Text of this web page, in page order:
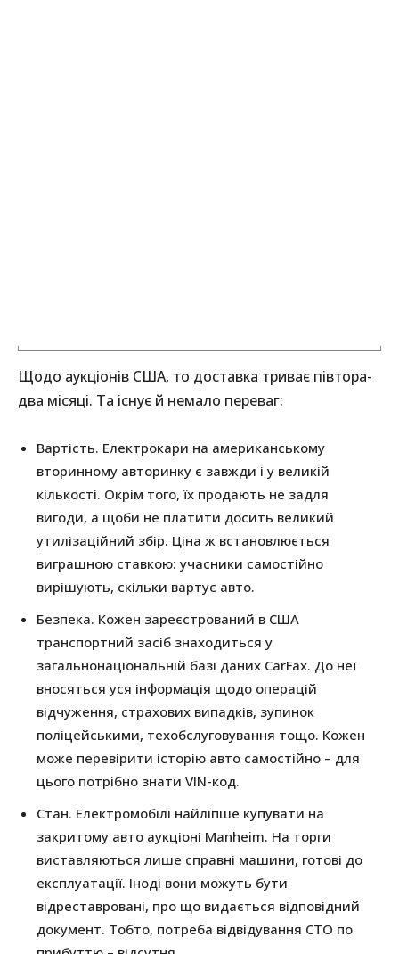
Щодо аукціонів США, то доставка триває півтора-
два місяці. Та існує й немало переваг:
Вартість. Електрокари на американському
вторинному авторинку є завжди і у великій
кількості. Окрім того, їх продають не задля
вигоди, а щоби не платити досить великий
утилізаційний збір. Ціна ж встановлюється
виграшною ставкою: учасники самостійно
вирішують, скільки вартує авто.
Безпека. Кожен зареєстрований в США
транспортний засіб знаходиться у
загальнонаціональній базі даних CarFax. До неї
вносяться уся інформація щодо операцій
відчуження, страхових випадків, зупинок
поліцейськими, техобслуговування тощо. Кожен
може перевірити історію авто самостійно – для
цього потрібно знати VIN-код.
Стан. Електромобілі найліпше купувати на
закритому авто аукціоні Manheim. На торги
виставляються лише справні машини, готові до
експлуатації. Іноді вони можуть бути
відреставровані, про що видається відповідний
документ. Тобто, потреба відвідування СТО по